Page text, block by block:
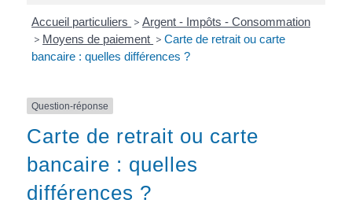
Accueil particuliers > Argent - Impôts - Consommation
> Moyens de paiement > Carte de retrait ou carte
bancaire : quelles différences ?
Question-réponse
Carte de retrait ou carte
bancaire : quelles
différences ?